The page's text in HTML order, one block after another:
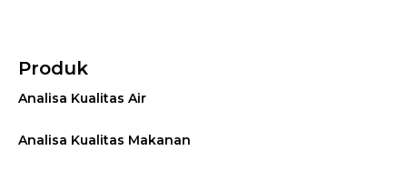
Produk
Analisa Kualitas Air
Analisa Kualitas Makanan